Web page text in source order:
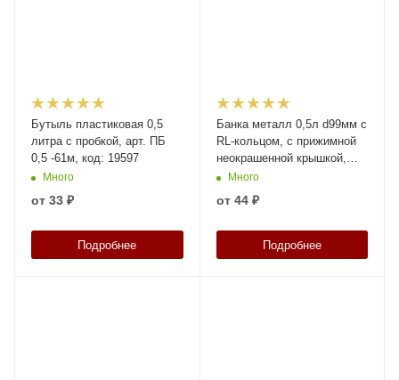
Бутыль пластиковая 0,5
литра с пробкой, арт. ПБ
0,5 -61м, код: 19597
Много
от 33 ₽
Подробнее
Банка металл 0,5л d99мм с
RL-кольцом, с прижимной
неокрашенной крышкой,
код: 38852
Много
от 44 ₽
Подробнее